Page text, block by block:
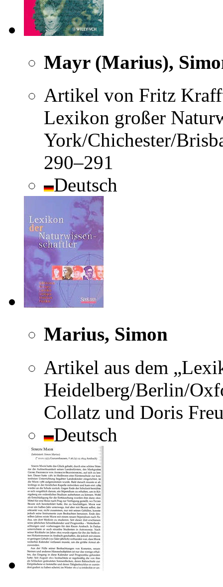
Mayr (Marius),
Artikel von Fritz
Lexikon großer
York/Chichester/
290–291
Deutsch
Marius, Simon
Artikel aus dem
Heidelberg/Berlin/
Collatz und Doris
Deutsch